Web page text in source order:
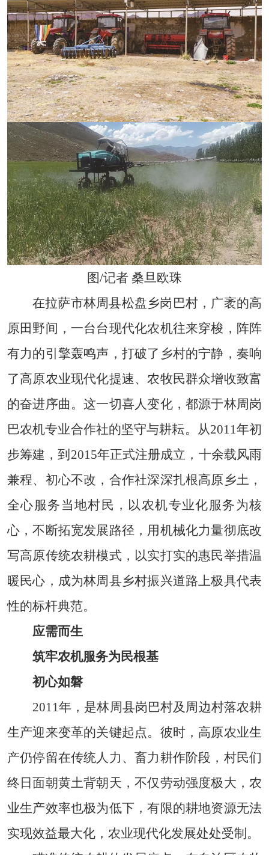
图/记者 桑旦欧珠
在拉萨市林周县松盘乡岗巴村，广袤的高
原田野间，一台台现代化农机往来穿梭，阵阵
有力的引擎轰鸣声，打破了乡村的宁静，奏响
了高原农业现代化提速、农牧民群众增收致富
的奋进序曲。这一切喜人变化，都源于林周岗
巴农机专业合作社的坚守与耕耘。从2011年初
步筹建，到2015年正式注册成立，十余载风雨
兼程、初心不改，合作社深深扎根高原乡土，
全心服务当地村民，以农机专业化服务为核
心，不断拓宽发展路径，用机械化力量彻底改
写高原传统农耕模式，以实打实的惠民举措温
暖民心，成为林周县乡村振兴道路上极具代表
性的标杆典范。
应需而生
筑牢农机服务为民根基
初心如磐
2011年，是林周县岗巴村及周边村落农耕
生产迎来变革的关键起点。彼时，高原农业生
产仍停留在传统人力、畜力耕作阶段，村民们
终日面朝黄土背朝天，不仅劳动强度极大，农
业生产效率也极为低下，有限的耕地资源无法
实现效益最大化，农业现代化发展处处受制。